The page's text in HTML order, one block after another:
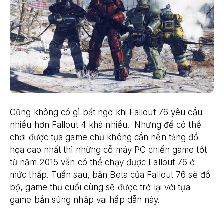
Cũng không có gì bất ngờ khi Fallout 76 yêu cầu
nhiều hơn Fallout 4 khá nhiều. Nhưng để có thể
chơi được tựa game chứ không cần nền tảng đồ
họa cao nhất thì những cỗ máy PC chiến game tốt
từ năm 2015 vẫn có thể chạy được Fallout 76 ở
mức thấp. Tuần sau, bản Beta của Fallout 76 sẽ đổ
bộ, game thủ cuối cùng sẽ được trở lại với tựa
game bắn súng nhập vai hấp dẫn này.